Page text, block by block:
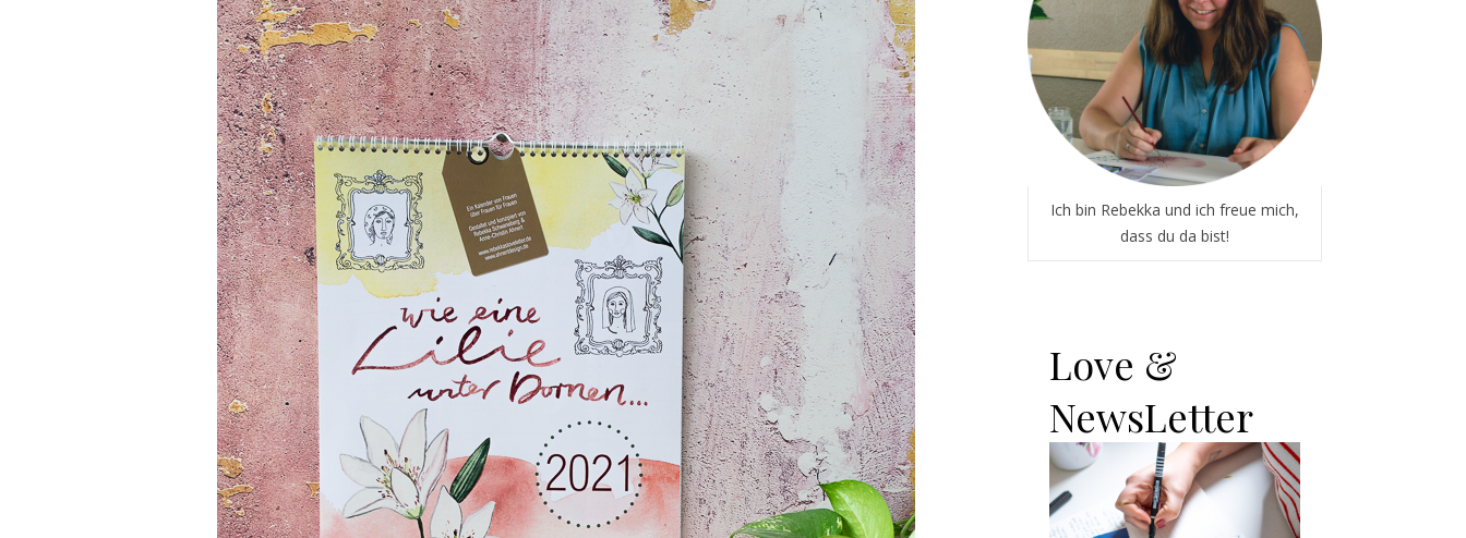
Ich bin Rebekka und ich freue mich,
dass du da bist!
Love &
NewsLetter